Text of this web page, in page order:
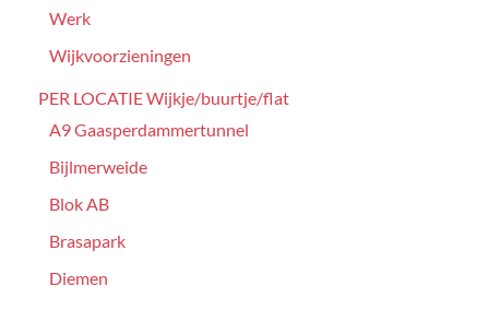
Werk
Wijkvoorzieningen
PER LOCATIE Wijkje/buurtje/flat
A9 Gaasperdammertunnel
Bijlmerweide
Blok AB
Brasapark
Diemen